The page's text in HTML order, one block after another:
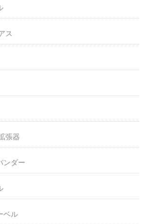
ス
張器
ンダー
ベル